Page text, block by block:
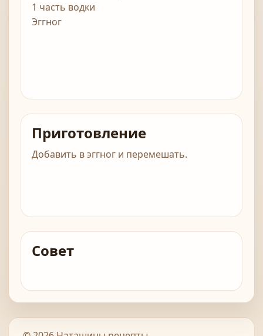
1 часть водки
Эггног
Приготовление
Добавить в эггног и перемешать.
Совет